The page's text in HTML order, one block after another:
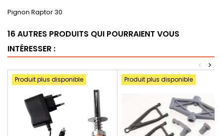
Pignon Raptor 30
16 AUTRES PRODUITS QUI POURRAIENT VOUS
INTÉRESSER :
>
<
Produit plus disponible Produit plus disponible